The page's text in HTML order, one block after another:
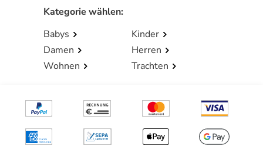
Kategorie wählen:
Babys
Kinder
Damen
Herren
Wohnen
Trachten